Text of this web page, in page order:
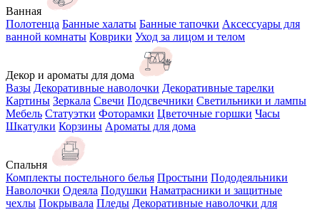
Ванная
Полотенца Банные халаты Банные тапочки Аксессуары для
ванной комнаты Коврики Уход за лицом и телом
Декор и ароматы для дома
Вазы Декоративные наволочки Декоративные тарелки
Картины Зеркала Свечи Подсвечники Светильники и лампы
Мебель Статуэтки Фоторамки Цветочные горшки Часы
Шкатулки Корзины Ароматы для дома
Спальня
Комплекты постельного белья Простыни Пододеяльники
Наволочки Одеяла Подушки Наматрасники и защитные
чехлы Покрывала Пледы Декоративные наволочки для